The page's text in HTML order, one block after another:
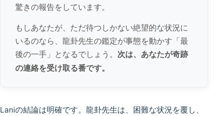
驚きの報告をしています。
もしあなたが、ただ待つしかない絶望的な状況に
いるのなら、龍卦先生の鑑定が事態を動かす「最
後の一手」となるでしょう。 次は、あなたが奇跡
の連絡を受け取る番です。
Laniの結論は明確です。龍卦先生は、困難な状況を覆し、